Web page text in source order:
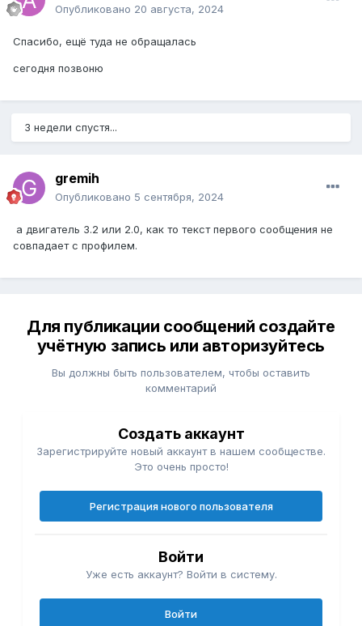
Опубликовано 20 августа, 2024
Спасибо, ещё туда не обращалась
сегодня позвоню
3 недели спустя...
gremih
Опубликовано 5 сентября, 2024
а двигатель 3.2 или 2.0, как то текст первого сообщения не
совпадает с профилем.
Для публикации сообщений создайте
учётную запись или авторизуйтесь
Вы должны быть пользователем, чтобы оставить
комментарий
Создать аккаунт
Зарегистрируйте новый аккаунт в нашем сообществе.
Это очень просто!
Регистрация нового пользователя
Войти
Уже есть аккаунт? Войти в систему.
Войти